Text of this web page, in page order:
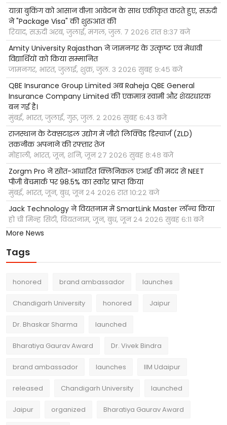
यात्रा बुकिंग को आसान वीज़ा आवेदन के साथ एकीकृत करते हुए, सऊदी
ने "Package Visa" की शुरुआत की
रियाद, सऊदी अरब, जुलाई, मंगल, जुल. ७ २०२६ रात ८:३७ बजे
Amity University Rajasthan ने जामनगर के उत्कृष्ट एवं मेधावी
विद्यार्थियों को किया सम्मानित
जामनगर, भारत, जुलाई, शुक्र, जुल. ३ २०२६ सुबह ९:४५ बजे
QBE Insurance Group Limited अब Raheja QBE General
Insurance Company Limited की एकमात्र स्वामी और शेयरधारक
बन गई है।
मुंबई, भारत, जुलाई, गुरू, जुल. २ २०२६ सुबह ६:४३ बजे
राजस्थान के टेक्सटाइल उद्योग में जीरो लिक्विड डिस्चार्ज (ZLD)
तकनीक अपनाने की रफ्तार तेज
मोहाली, भारत, जून, शनि, जून २७ २०२६ सुबह ८:४८ बजे
Zorgm Pro ने स्रोत-आधारित क्लिनिकल एआई की मदद से NEET
पीजी बेंचमार्क पर 98.5% का स्कोर प्राप्त किया
मुंबई, भारत, जून, बुध, जून २४ २०२६ रात १०:२२ बजे
Jack Technology ने वियतनाम में SmartLink Master लॉन्च किया
हो ची मिन्ह सिटी, वियतनाम, जून, बुध, जून २४ २०२६ सुबह ६:११ बजे
More News
Tags
honored brand ambassador launches
Chandigarh University honored Jaipur
Dr. Bhaskar Sharma launched
Bharatiya Gaurav Award Dr. Vivek Bindra
brand ambassador launches IIM Udaipur
released Chandigarh University launched
Jaipur organized Bharatiya Gaurav Award